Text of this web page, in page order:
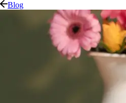
Blog